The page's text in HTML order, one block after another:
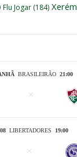
Flu Jogar (184) Xerém
BRASILEIRÃO 21:00
LIBERTADORES 19:00